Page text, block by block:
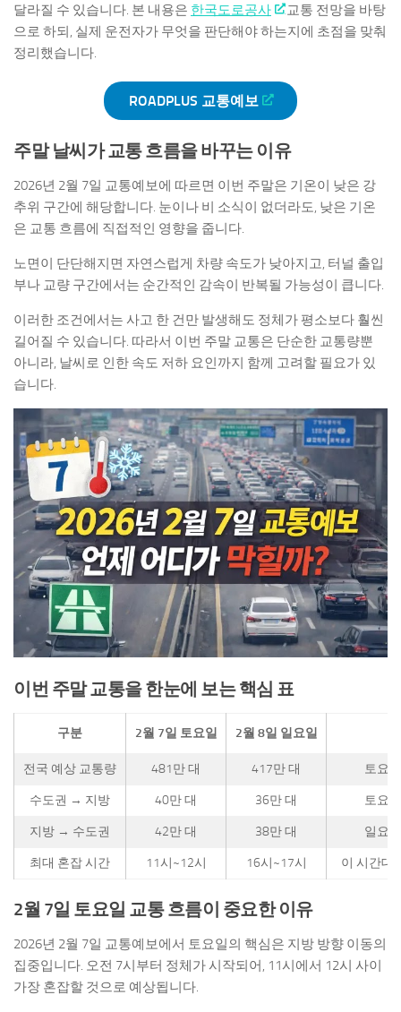
달라질 수 있습니다. 본 내용은 한국도로공사
교통 전망을 바탕
으로 하되, 실제 운전자가 무엇을 판단해야 하는지에 초점을 맞춰
정리했습니다.
ROADPLUS 교통예보
주말 날씨가 교통 흐름을 바꾸는 이유
2026년 2월 7일 교통예보에 따르면 이번 주말은 기온이 낮은 강
추위 구간에 해당합니다. 눈이나 비 소식이 없더라도, 낮은 기온
은 교통 흐름에 직접적인 영향을 줍니다.
노면이 단단해지면 자연스럽게 차량 속도가 낮아지고, 터널 출입
부나 교량 구간에서는 순간적인 감속이 반복될 가능성이 큽니다.
이러한 조건에서는 사고 한 건만 발생해도 정체가 평소보다 훨씬
길어질 수 있습니다. 따라서 이번 주말 교통은 단순한 교통량뿐
아니라, 날씨로 인한 속도 저하 요인까지 함께 고려할 필요가 있
습니다.
이번 주말 교통을 한눈에 보는 핵심 표
구분 2월 7일 토요일 2월 8일 일요일
전국 예상 교통량 481만 대 417만 대 토요
수도권 → 지방 40만 대 36만 대 토요
지방 → 수도권 42만 대 38만 대 일요
최대 혼잡 시간 11시~12시 16시~17시 이 시간대
2월 7일 토요일 교통 흐름이 중요한 이유
2026년 2월 7일 교통예보에서 토요일의 핵심은 지방 방향 이동의
집중입니다. 오전 7시부터 정체가 시작되어, 11시에서 12시 사이
가장 혼잡할 것으로 예상됩니다.